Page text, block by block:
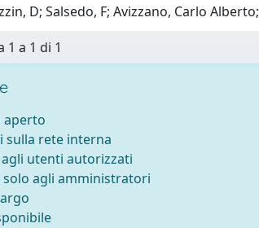
D; Salsedo, F; Avizzano, Carlo
a 1 di 1
aperto
sulla rete interna
utenti autorizzati
agli amministratori